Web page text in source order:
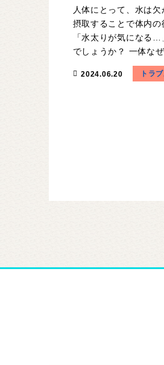
人体にとって、水は
摂取することで体内の
「水太りが気になる
でしょうか？ 一体な
2024.06.20 トラ